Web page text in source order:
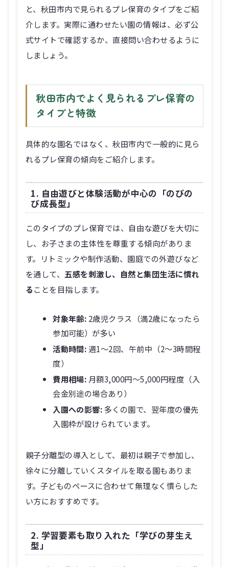
と、秋田市内で見られるプレ保育のタイプをご紹
介します。実際に通わせたい園の情報は、必ず公
式サイトで確認するか、直接問い合わせるように
しましょう。
秋田市内でよく見られるプレ保育の
タイプと特徴
具体的な園名ではなく、秋田市内で一般的に見ら
れるプレ保育の傾向をご紹介します。
1. 自由遊びと体験活動が中心の「のびの
び成長型」
このタイプのプレ保育では、自由な遊びを大切に
し、お子さまの主体性を尊重する傾向がありま
す。リトミックや制作活動、園庭での外遊びなど
を通して、五感を刺激し、自然と集団生活に慣れ
ることを目指します。
対象年齢: 2歳児クラス（満2歳になったら
参加可能）が多い
活動時間: 週1～2回、午前中（2～3時間程
度）
費用相場: 月額3,000円～5,000円程度（入
会金別途の場合あり）
入園への影響:多くの園で、翌年度の優先
入園枠が設けられています。
親子分離型の導入として、最初は親子で参加し、
徐々に分離していくスタイルを取る園もありま
す。子どものペースに合わせて無理なく慣らした
い方におすすめです。
2. 学習要素も取り入れた「学びの芽生え
型」